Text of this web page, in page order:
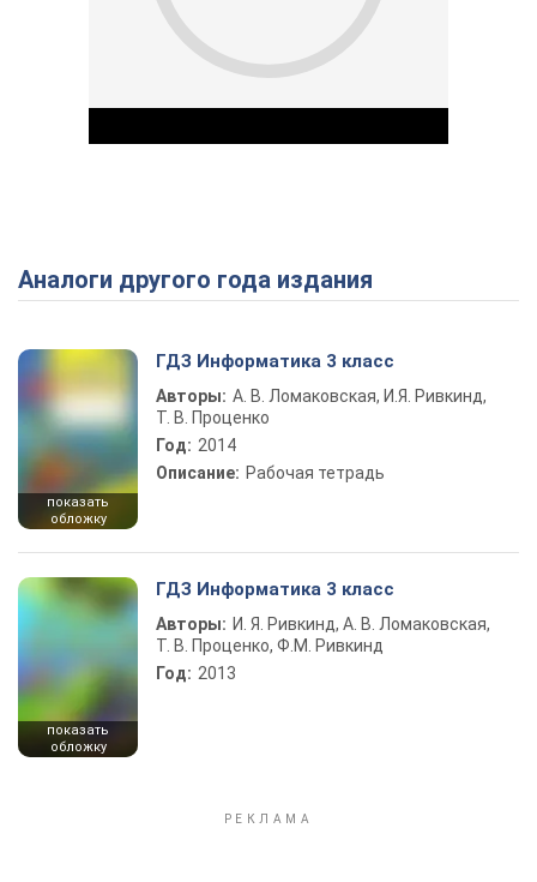
Play Video
Аналоги другого года издания
показать
обложку
ГДЗ Информатика 3 класс
Авторы: А. В. Ломаковская, И.Я. Ривкинд,
Т. В. Проценко
Год: 2014
Описание: Рабочая тетрадь
показать
обложку
ГДЗ Информатика 3 класс
Авторы: И. Я. Ривкинд, А. В. Ломаковская,
Т. В. Проценко, Ф.М. Ривкинд
Год: 2013